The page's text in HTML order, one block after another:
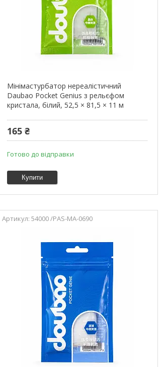
Мінімастурбатор нереалістичний
Daubao Pocket Genius з рельєфом
кристала, білий, 52,5 × 81,5 × 11 м
165 ₴
Готово до відправки
Купити
54000 /PAS-MA-0690